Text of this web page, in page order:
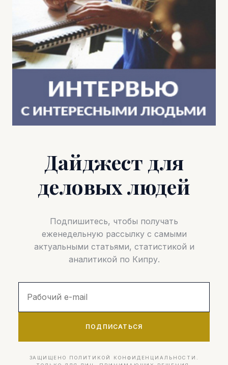
Дайджест для
деловых людей
Подпишитесь, чтобы получать
еженедельную рассылку с самыми
актуальными статьями, статистикой и
аналитикой по Кипру.
ПОДПИСАТЬСЯ
ЗАЩИЩЕНО ПОЛИТИКОЙ КОНФИДЕНЦИАЛЬНОСТИ.